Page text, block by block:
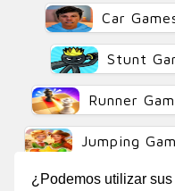
¿Podemos utilizar
Car
Stunt
Runner
Jumping
Physics